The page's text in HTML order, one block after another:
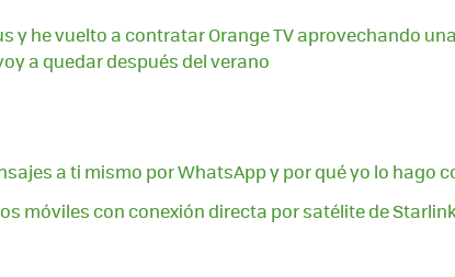
y he vuelto a contratar Orange TV aprovechando
a quedar después del verano
a ti mismo por WhatsApp y por qué yo lo hago
móviles con conexión directa por satélite de Starlink